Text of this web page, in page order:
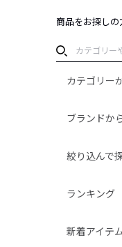
商品をお探しの
カテゴリー
ブランドか
絞り込んで
ランキング
新着アイテ